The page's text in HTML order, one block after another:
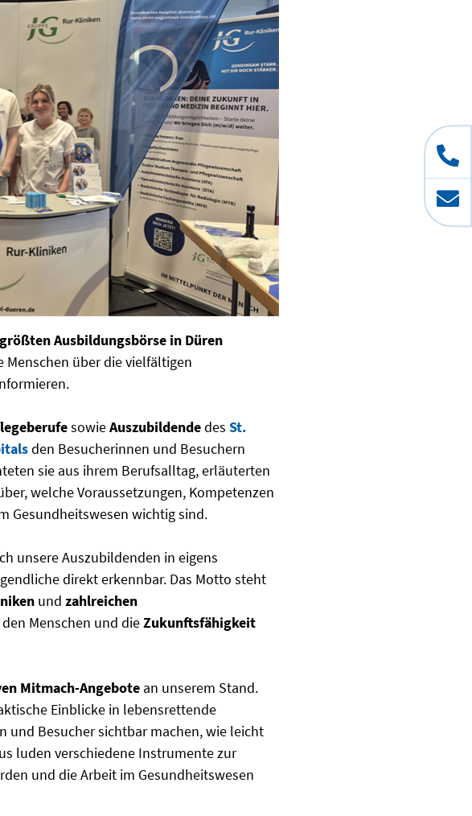
größten Ausbildungsbörse in Düren
über die vielfältigen
sowieAuszubildendedes St.
den Besucherinnen und Besuchern
sie aus ihrem Berufsalltag, erläuterten
welche Voraussetzungen, Kompetenzen
Gesundheitswesen wichtig sind.
unsere Auszubildenden in eigens
direkt erkennbar. Das Motto steht
und zahlreichen
Menschen und dieZukunftsfähigkeit
Mitmach-Angebote an unserem Stand.
Einblicke in lebensrettende
und Besucher sichtbar machen, wie leicht
luden verschiedene Instrumente zur
und die Arbeit im Gesundheitswesen